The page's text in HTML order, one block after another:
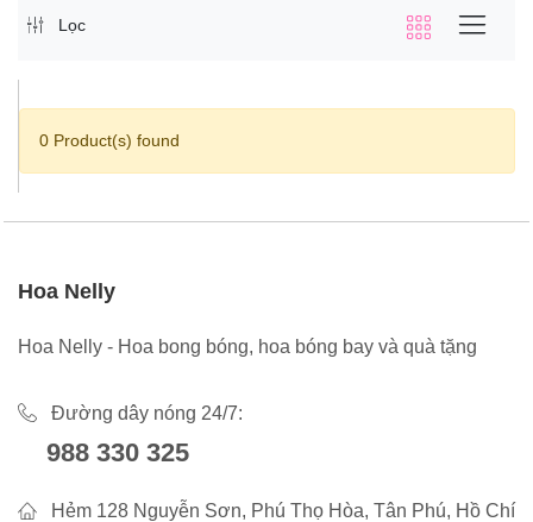
Lọc
0 Product(s) found
Hoa Nelly
Hoa Nelly - Hoa bong bóng, hoa bóng bay và quà tặng
Đường dây nóng 24/7:
988 330 325
Hẻm 128 Nguyễn Sơn, Phú Thọ Hòa, Tân Phú, Hồ Chí